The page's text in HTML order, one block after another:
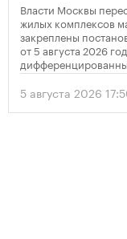
Власти Москвы
жилых комплексов
закреплены
от 5 августа 2026
количества
устанавливает
проектов.
5 августа 2026